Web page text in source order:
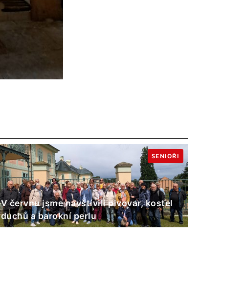
V červnu jsme navštívili pivovar, kostel
duchů a barokní perlu
SENIOŘI